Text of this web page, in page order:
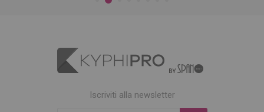
Iscriviti alla newsletter